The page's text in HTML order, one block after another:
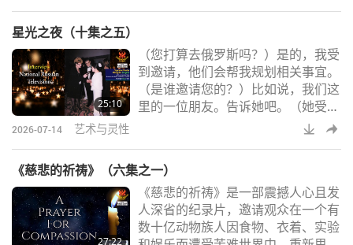
出席「和平之音‧四海一心」慈善音
乐会时那段令人难忘的经历。他们致
上了诚挚的问候，并深深钦佩清海无
上师卓越的艺术才华，无论是她的画
星光之夜（十集之五）
25:10
（您打算去俄罗斯吗？）是的，我受
到邀请，他们会帮我规划相关事宜。
（是谁邀请您的？）比如说，我们这
里的一位朋友。告诉她吧。（她受莫
斯科市长办公室之邀。）他比较清
卢日科夫先生的邀请。）是的，没
错。（那么，您打算在俄罗斯做些什
么呢？）他们邀请我去访问贵国。首
先，因为贵国是个伟大的国家；其
次，也许可能会回答贵国人民一些灵
2026-07-14 艺术与灵性
《慈悲的祈祷》（六集之一）
27:22
《慈悲的祈祷》是一部震撼人心且发
人深省的纪录片，邀请观众在一个有
数十亿动物族人因食物、衣着、实验